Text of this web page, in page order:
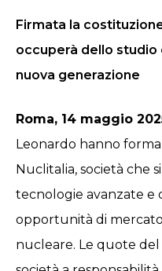
Firmata la
occuperà dello
nuova generazione
Roma, 14 maggio
Leonardo hanno
Nuclitalia, società che
tecnologie avanzate e
opportunità di
nucleare. Le quote